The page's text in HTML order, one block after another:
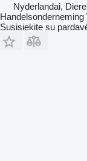
Nyderlandai,
Susisiekite su